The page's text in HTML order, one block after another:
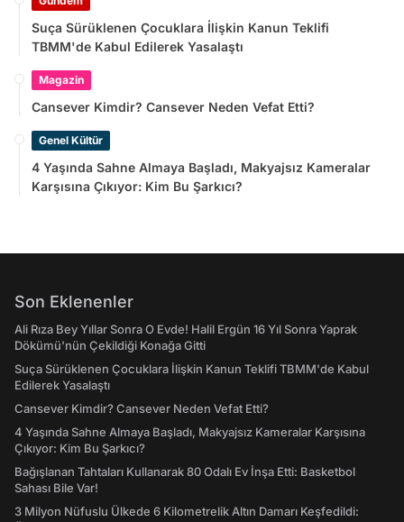
Suça Sürüklenen Çocuklara İlişkin Kanun Teklifi
TBMM'de Kabul Edilerek Yasalaştı
Magazin
Cansever Kimdir? Cansever Neden Vefat Etti?
Genel Kültür
4 Yaşında Sahne Almaya Başladı, Makyajsız Kameralar
Karşısına Çıkıyor: Kim Bu Şarkıcı?
Son Eklenenler
Ali Rıza Bey Yıllar Sonra O Evde! Halil Ergün 16 Yıl Sonra Yaprak
Dökümü'nün Çekildiği Konağa Gitti
Suça Sürüklenen Çocuklara İlişkin Kanun Teklifi TBMM'de Kabul
Edilerek Yasalaştı
Cansever Kimdir? Cansever Neden Vefat Etti?
4 Yaşında Sahne Almaya Başladı, Makyajsız Kameralar Karşısına
Çıkıyor: Kim Bu Şarkıcı?
Bağışlanan Tahtaları Kullanarak 80 Odalı Ev İnşa Etti: Basketbol
Sahası Bile Var!
3 Milyon Nüfuslu Ülkede 6 Kilometrelik Altın Damarı Keşfedildi: